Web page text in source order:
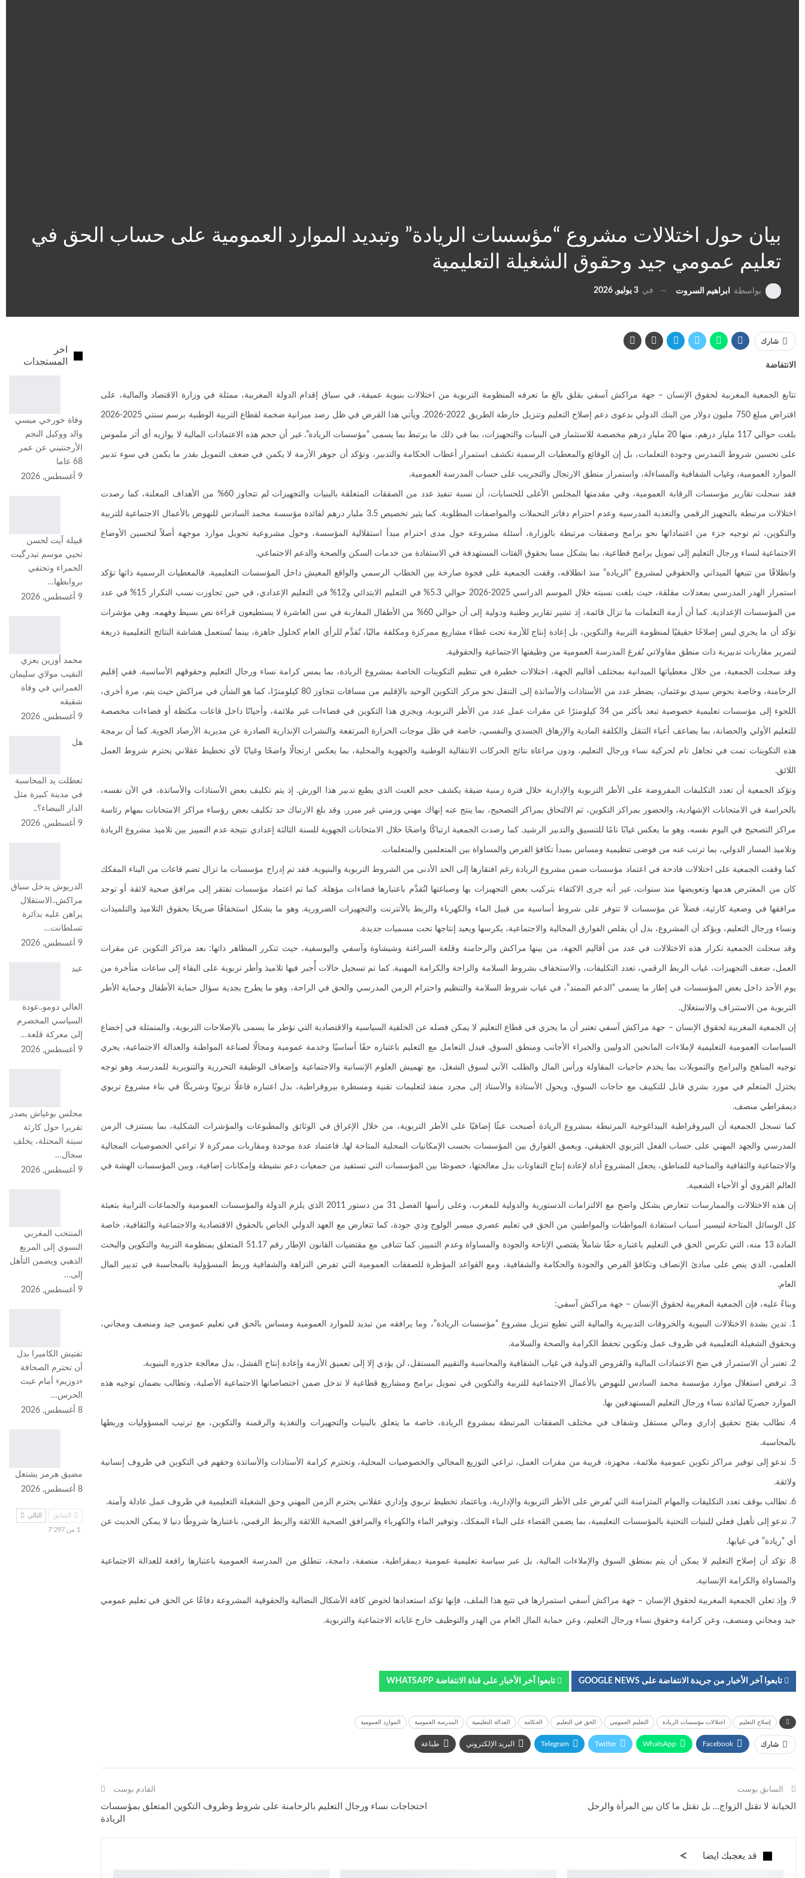
بيان حول اختلالات مشروع “مؤسسات الريادة” وتبديد الموارد العمومية على حساب الحق في
تعليم عمومي جيد وحقوق الشغيلة التعليمية
بواسطة ابراهيم السروت في 3 يوليو, 2026
شارك
الانتفاضة
تتابع الجمعية المغربية لحقوق الإنسان – جهة مراكش آسفي بقلق بالغ ما تعرفه المنظومة التربوية من اختلالات بنيوية عميقة، في سياق إقدام الدولة المغربية، ممثلة في وزارة الاقتصاد والمالية، على
اقتراض مبلغ 750 مليون دولار من البنك الدولي بدعوى دعم إصلاح التعليم وتنزيل خارطة الطريق 2022-2026. ويأتي هذا القرض في ظل رصد ميزانية ضخمة لقطاع التربية الوطنية برسم سنتي 2025-2026
بلغت حوالي 117 مليار درهم، منها 20 مليار درهم مخصصة للاستثمار في البنيات والتجهيزات، بما في ذلك ما يرتبط بما يسمى “مؤسسات الريادة”. غير أن حجم هذه الاعتمادات المالية لا يوازيه أي أثر ملموس
على تحسين شروط التمدرس وجودة التعلمات، بل إن الوقائع والمعطيات الرسمية تكشف استمرار أعطاب الحكامة والتدبير، وتؤكد أن جوهر الأزمة لا يكمن في ضعف التمويل بقدر ما يكمن في سوء تدبير
الموارد العمومية، وغياب الشفافية والمساءلة، واستمرار منطق الارتجال والتجريب على حساب المدرسة العمومية.
فقد سجلت تقارير مؤسسات الرقابة العمومية، وفي مقدمتها المجلس الأعلى للحسابات، أن نسبة تنفيذ عدد من الصفقات المتعلقة بالبنيات والتجهيزات لم تتجاوز 60% من الأهداف المعلنة، كما رصدت
اختلالات مرتبطة بالتجهيز الرقمي والتغذية المدرسية وعدم احترام دفاتر التحملات والمواصفات المطلوبة. كما يثير تخصيص 3.5 مليار درهم لفائدة مؤسسة محمد السادس للنهوض بالأعمال الاجتماعية للتربية
والتكوين، ثم توجيه جزء من اعتماداتها نحو برامج وصفقات مرتبطة بالوزارة، أسئلة مشروعة حول مدى احترام مبدأ استقلالية المؤسسة، وحول مشروعية تحويل موارد موجهة أصلاً لتحسين الأوضاع
الاجتماعية لنساء ورجال التعليم إلى تمويل برامج قطاعية، بما يشكل مسا بحقوق الفئات المستهدفة في الاستفادة من خدمات السكن والصحة والدعم الاجتماعي.
وانطلاقًا من تتبعها الميداني والحقوقي لمشروع “الريادة” منذ انطلاقه، وقفت الجمعية على فجوة صارخة بين الخطاب الرسمي والواقع المعيش داخل المؤسسات التعليمية. فالمعطيات الرسمية ذاتها تؤكد
استمرار الهدر المدرسي بمعدلات مقلقة، حيث بلغت نسبته خلال الموسم الدراسي 2025-2026 حوالي 5.3% في التعليم الابتدائي و12% في التعليم الإعدادي، في حين تجاوزت نسب التكرار 15% في عدد
من المؤسسات الإعدادية. كما أن أزمة التعلمات ما تزال قائمة، إذ تشير تقارير وطنية ودولية إلى أن حوالي 60% من الأطفال المغاربة في سن العاشرة لا يستطيعون قراءة نص بسيط وفهمه. وهي مؤشرات
تؤكد أن ما يجري ليس إصلاحًا حقيقيًا لمنظومة التربية والتكوين، بل إعادة إنتاج للأزمة تحت غطاء مشاريع ممركزة ومكلفة ماليًا، تُقدَّم للرأي العام كحلول جاهزة، بينما تُستعمل هشاشة النتائج التعليمية ذريعة
لتمرير مقاربات تدبيرية ذات منطق مقاولاتي تُفرغ المدرسة العمومية من وظيفتها الاجتماعية والحقوقية.
وقد سجلت الجمعية، من خلال معطياتها الميدانية بمختلف أقاليم الجهة، اختلالات خطيرة في تنظيم التكوينات الخاصة بمشروع الريادة، بما يمس كرامة نساء ورجال التعليم وحقوقهم الأساسية. ففي إقليم
الرحامنة، وخاصة بحوض سيدي بوعثمان، يضطر عدد من الأستاذات والأساتذة إلى التنقل نحو مركز التكوين الوحيد بالإقليم من مسافات تتجاوز 80 كيلومترًا، كما هو الشأن في مراكش حيث يتم، مرة أخرى،
اللجوء إلى مؤسسات تعليمية خصوصية تبعد بأكثر من 34 كيلومترًا عن مقرات عمل عدد من الأطر التربوية. ويجري هذا التكوين في فضاءات غير ملائمة، وأحيانًا داخل قاعات مكتظة أو فضاءات مخصصة
للتعليم الأولي والحضانة، بما يضاعف أعباء التنقل والكلفة المادية والإرهاق الجسدي والنفسي، خاصة في ظل موجات الحرارة المرتفعة والنشرات الإنذارية الصادرة عن مديرية الأرصاد الجوية. كما أن برمجة
هذه التكوينات تمت في تجاهل تام لحركية نساء ورجال التعليم، ودون مراعاة نتائج الحركات الانتقالية الوطنية والجهوية والمحلية، بما يعكس ارتجالًا واضحًا وغيابًا لأي تخطيط عقلاني يحترم شروط العمل
اللائق.
وتؤكد الجمعية أن تعدد التكليفات المفروضة على الأطر التربوية والإدارية خلال فترة زمنية ضيقة يكشف حجم العبث الذي يطبع تدبير هذا الورش. إذ يتم تكليف بعض الأستاذات والأساتذة، في الآن نفسه،
بالحراسة في الامتحانات الإشهادية، والحضور بمراكز التكوين، ثم الالتحاق بمراكز التصحيح، بما ينتج عنه إنهاك مهني وزمني غير مبرر. وقد بلغ الارتباك حد تكليف بعض رؤساء مراكز الامتحانات بمهام رئاسة
مراكز التصحيح في اليوم نفسه، وهو ما يعكس غيابًا تامًا للتنسيق والتدبير الرشيد. كما رصدت الجمعية ارتباكًا واضحًا خلال الامتحانات الجهوية للسنة الثالثة إعدادي نتيجة عدم التمييز بين تلاميذ مشروع الريادة
وتلاميذ المسار الدولي، بما ترتب عنه من فوضى تنظيمية ومساس بمبدأ تكافؤ الفرص والمساواة بين المتعلمين والمتعلمات.
كما وقفت الجمعية على اختلالات فادحة في اعتماد مؤسسات ضمن مشروع الريادة رغم افتقارها إلى الحد الأدنى من الشروط التربوية والبنيوية. فقد تم إدراج مؤسسات ما تزال تضم قاعات من البناء المفكك
كان من المفترض هدمها وتعويضها منذ سنوات، غير أنه جرى الاكتفاء بتركيب بعض التجهيزات بها وصباغتها لتُقدَّم باعتبارها فضاءات مؤهلة. كما تم اعتماد مؤسسات تفتقر إلى مرافق صحية لائقة أو توجد
مرافقها في وضعية كارثية، فضلاً عن مؤسسات لا تتوفر على شروط أساسية من قبيل الماء والكهرباء والربط بالأنترنت والتجهيزات الضرورية. وهو ما يشكل استخفافًا صريحًا بحقوق التلاميذ والتلميذات
ونساء ورجال التعليم، ويؤكد أن المشروع، بدل أن يقلص الفوارق المجالية والاجتماعية، يكرسها ويعيد إنتاجها تحت مسميات جديدة.
وقد سجلت الجمعية تكرار هذه الاختلالات في عدد من أقاليم الجهة، من بينها مراكش والرحامنة وقلعة السراغنة وشيشاوة وآسفي واليوسفية، حيث تتكرر المظاهر ذاتها: بعد مراكز التكوين عن مقرات
العمل، ضعف التجهيزات، غياب الربط الرقمي، تعدد التكليفات، والاستخفاف بشروط السلامة والراحة والكرامة المهنية. كما تم تسجيل حالات أُجبر فيها تلاميذ وأطر تربوية على البقاء إلى ساعات متأخرة من
يوم الأحد داخل بعض المؤسسات في إطار ما يسمى “الدعم الممتد”، في غياب شروط السلامة والتنظيم واحترام الزمن المدرسي والحق في الراحة، وهو ما يطرح بجدية سؤال حماية الأطفال وحماية الأطر
التربوية من الاستنزاف والاستغلال.
إن الجمعية المغربية لحقوق الإنسان – جهة مراكش آسفي تعتبر أن ما يجري في قطاع التعليم لا يمكن فصله عن الخلفية السياسية والاقتصادية التي تؤطر ما يسمى بالإصلاحات التربوية، والمتمثلة في إخضاع
السياسات العمومية التعليمية لإملاءات المانحين الدوليين والخبراء الأجانب ومنطق السوق. فبدل التعامل مع التعليم باعتباره حقًا أساسيًا وخدمة عمومية ومجالًا لصناعة المواطنة والعدالة الاجتماعية، يجري
توجيه المناهج والبرامج والتمويلات بما يخدم حاجيات المقاولة ورأس المال والطلب الآني لسوق الشغل، مع تهميش العلوم الإنسانية والاجتماعية وإضعاف الوظيفة التحررية والتنويرية للمدرسة. وهو توجه
يختزل المتعلم في مورد بشري قابل للتكييف مع حاجات السوق، ويحول الأستاذة والأستاذ إلى مجرد منفذ لتعليمات تقنية ومسطرة بيروقراطية، بدل اعتباره فاعلًا تربويًا وشريكًا في بناء مشروع تربوي
ديمقراطي منصف.
كما تسجل الجمعية أن البيروقراطية البيداغوجية المرتبطة بمشروع الريادة أصبحت عبئًا إضافيًا على الأطر التربوية، من خلال الإغراق في الوثائق والمطبوعات والمؤشرات الشكلية، بما يستنزف الزمن
المدرسي والجهد المهني على حساب الفعل التربوي الحقيقي، ويعمق الفوارق بين المؤسسات بحسب الإمكانيات المحلية المتاحة لها. فاعتماد عدة موحدة ومقاربات ممركزة لا تراعي الخصوصيات المجالية
والاجتماعية والثقافية والمناخية للمناطق، يجعل المشروع أداة لإعادة إنتاج التفاوتات بدل معالجتها، خصوصًا بين المؤسسات التي تستفيد من جمعيات دعم نشيطة وإمكانات إضافية، وبين المؤسسات الهشة في
العالم القروي أو الأحياء الشعبية.
إن هذه الاختلالات والممارسات تتعارض بشكل واضح مع الالتزامات الدستورية والدولية للمغرب، وعلى رأسها الفصل 31 من دستور 2011 الذي يلزم الدولة والمؤسسات العمومية والجماعات الترابية بتعبئة
كل الوسائل المتاحة لتيسير أسباب استفادة المواطنات والمواطنين من الحق في تعليم عصري ميسر الولوج وذي جودة، كما تتعارض مع العهد الدولي الخاص بالحقوق الاقتصادية والاجتماعية والثقافية، خاصة
المادة 13 منه، التي تكرس الحق في التعليم باعتباره حقًا شاملاً يقتضي الإتاحة والجودة والمساواة وعدم التمييز. كما تتنافى مع مقتضيات القانون الإطار رقم 51.17 المتعلق بمنظومة التربية والتكوين والبحث
العلمي، الذي ينص على مبادئ الإنصاف وتكافؤ الفرص والجودة والحكامة والشفافية، ومع القواعد المؤطرة للصفقات العمومية التي تفرض النزاهة والشفافية وربط المسؤولية بالمحاسبة في تدبير المال
العام.
وبناءً عليه، فإن الجمعية المغربية لحقوق الإنسان – جهة مراكش آسفي:
1. تدين بشدة الاختلالات البنيوية والخروقات التدبيرية والمالية التي تطبع تنزيل مشروع “مؤسسات الريادة”، وما يرافقه من تبديد للموارد العمومية ومساس بالحق في تعليم عمومي جيد ومنصف ومجاني،
وبحقوق الشغيلة التعليمية في ظروف عمل وتكوين تحفظ الكرامة والصحة والسلامة.
2. تعتبر أن الاستمرار في ضخ الاعتمادات المالية والقروض الدولية في غياب الشفافية والمحاسبة والتقييم المستقل، لن يؤدي إلا إلى تعميق الأزمة وإعادة إنتاج الفشل، بدل معالجة جذوره البنيوية.
3. ترفض استغلال موارد مؤسسة محمد السادس للنهوض بالأعمال الاجتماعية للتربية والتكوين في تمويل برامج ومشاريع قطاعية لا تدخل ضمن اختصاصاتها الاجتماعية الأصلية، وتطالب بضمان توجيه هذه
الموارد حصريًا لفائدة نساء ورجال التعليم المستهدفين بها.
4. تطالب بفتح تحقيق إداري ومالي مستقل وشفاف في مختلف الصفقات المرتبطة بمشروع الريادة، خاصة ما يتعلق بالبنيات والتجهيزات والتغذية والرقمنة والتكوين، مع ترتيب المسؤوليات وربطها
بالمحاسبة.
5. تدعو إلى توفير مراكز تكوين عمومية ملائمة، مجهزة، قريبة من مقرات العمل، تراعي التوزيع المجالي والخصوصيات المحلية، وتحترم كرامة الأستاذات والأساتذة وحقهم في التكوين في ظروف إنسانية
ولائقة.
6. تطالب بوقف تعدد التكليفات والمهام المتزامنة التي تُفرض على الأطر التربوية والإدارية، وباعتماد تخطيط تربوي وإداري عقلاني يحترم الزمن المهني وحق الشغيلة التعليمية في ظروف عمل عادلة وآمنة.
7. تدعو إلى تأهيل فعلي للبنيات التحتية بالمؤسسات التعليمية، بما يضمن القضاء على البناء المفكك، وتوفير الماء والكهرباء والمرافق الصحية اللائقة والربط الرقمي، باعتبارها شروطًا دنيا لا يمكن الحديث عن
أي “ريادة” في غيابها.
8. تؤكد أن إصلاح التعليم لا يمكن أن يتم بمنطق السوق والإملاءات المالية، بل عبر سياسة تعليمية عمومية ديمقراطية، منصفة، دامجة، تنطلق من المدرسة العمومية باعتبارها رافعة للعدالة الاجتماعية
والمساواة والكرامة الإنسانية.
9. وإذ تعلن الجمعية المغربية لحقوق الإنسان – جهة مراكش آسفي استمرارها في تتبع هذا الملف، فإنها تؤكد استعدادها لخوض كافة الأشكال النضالية والحقوقية المشروعة دفاعًا عن الحق في تعليم عمومي
جيد ومجاني ومنصف، وعن كرامة وحقوق نساء ورجال التعليم، وعن حماية المال العام من الهدر والتوظيف خارج غاياته الاجتماعية والتربوية.
تابعوا آخر الأخبار من جريدة الانتفاضة على GOOGLE NEWS تابعوا آخر الأخبار على قناة الانتفاضة WHATSAPP
إصلاح التعليم اختلالات مؤسسات الريادة التعليم العمومي الحق في التعليم الحكامة العدالة التعليمية المدرسة العمومية الموارد العمومية
شارك Facebook
WhatsApp
Twitter
Telegram البريد الإلكتروني طباعة
السابق بوست
الخيانة لا تقتل الزواج… بل تقتل ما كان بين المرأة والرجل
القادم بوست
احتجاجات نساء ورجال التعليم بالرحامنة على شروط وظروف التكوين المتعلق بمؤسسات
الريادة
قد يعجبك ايضا
اخر
المستجدات
وفاة خورخي ميسي
والد ووكيل النجم
الأرجنتيني عن عمر
68 عاما
9 أغسطس, 2026
قبيلة آيت لحسن
تحيي موسم تيدرگيت
الحمراء وتحتفي
بروابطها…
9 أغسطس, 2026
محمد أوزين يعزي
النقيب مولاي سليمان
العمراني في وفاة
شقيقه
9 أغسطس, 2026
هل
تعطلت يد المحاسبة
في مدينة كبيرة مثل
الدار البيضاء؟..
9 أغسطس, 2026
الدريوش يدخل سباق
مراكش..الاستقلال
يراهن عليه بدائرة
تسلطانت…
9 أغسطس, 2026
عبد
العالي دومو..عودة
السياسي المخضرم
إلى معركة قلعة…
9 أغسطس, 2026
مجلس بوعياش يصدر
تقريرا حول كارثة
سبتة المحتلة، يخلف
سجال…
9 أغسطس, 2026
المنتخب المغربي
النسوي إلى المربع
الذهبي ويضمن التأهل
إلى…
9 أغسطس, 2026
تفتيش الكاميرا بدل
أن تحترم الصحافة
«دوزيم» أمام عبث
الحرس…
8 أغسطس, 2026
مضيق هرمز يشتعل
8 أغسطس, 2026
السابق التالي
1 من 7٬297